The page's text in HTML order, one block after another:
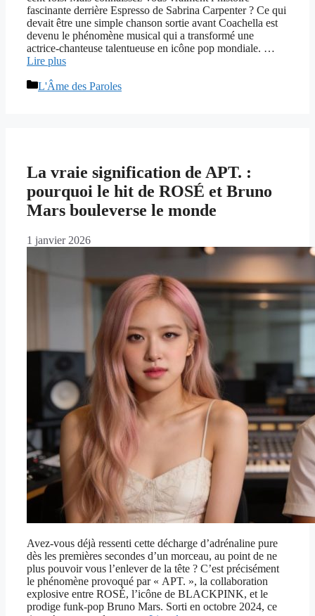
fascinante derrière Espresso de Sabrina Carpenter ? Ce qui
devait être une simple chanson sortie avant Coachella est
devenu le phénomène musical qui a transformé une
actrice-chanteuse talentueuse en icône pop mondiale. …
Lire plus
Catégories
L'Âme des Paroles
La vraie signification de APT. :
pourquoi le hit de ROSÉ et Bruno
Mars bouleverse le monde
1 janvier 2026
Avez-vous déjà ressenti cette décharge d’adrénaline pure
dès les premières secondes d’un morceau, au point de ne
plus pouvoir vous l’enlever de la tête ? C’est précisément
le phénomène provoqué par « APT. », la collaboration
explosive entre ROSÉ, l’icône de BLACKPINK, et le
prodige funk-pop Bruno Mars. Sorti en octobre 2024, ce